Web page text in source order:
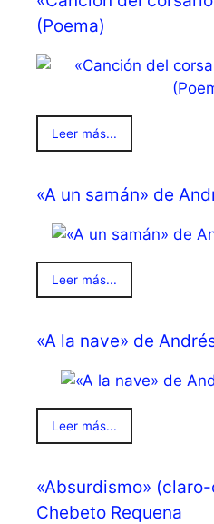
(Poema)
Leer más...
«A un samán» de
Leer más...
«A la nave» de
Leer más...
«Absurdismo»
Chebeto Requena